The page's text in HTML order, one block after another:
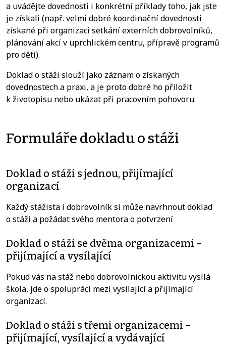
a uvádějte dovednosti i konkrétní příklady toho, jak jste
je získali (např. velmi dobré koordinační dovednosti
získané při organizaci setkání externích dobrovolníků,
plánování akcí v uprchlickém centru, přípravě programů
pro děti).
Doklad o stáži slouží jako záznam o získaných
dovednostech a praxi, a je proto dobré ho přiložit
k životopisu nebo ukázat při pracovním pohovoru.
Formuláře dokladu o stáži
Doklad o stáži s jednou, přijímající
organizací
Každý stážista i dobrovolník si může navrhnout doklad
o stáži a požádat svého mentora o potvrzení
Doklad o stáži se dvěma organizacemi –
přijímající a vysílající
Pokud vás na stáž nebo dobrovolnickou aktivitu vysílá
škola, jde o spolupráci mezi vysílající a přijímající
organizací.
Doklad o stáži s třemi organizacemi –
přijímající, vysílající a vydávající